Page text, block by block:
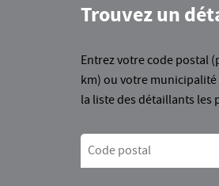
Trouvez un
Entrez votre code postal
km) ou votre
la liste des détaillants les
Code postal